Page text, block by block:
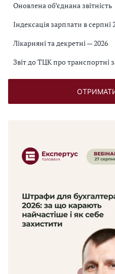
Оновлена об’єднана звітність
Індексація зарплати в серпні
Лікарняні та декретні — 2026
Звіт до ТЦК про транспортні